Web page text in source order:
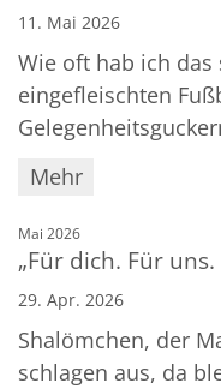
11. Mai 2026
Wie oft hab ich
eingefleischten
Mehr
Mai 2026:
„Für dich. Für uns.
29. Apr. 2026
Shalömchen, der
schlagen aus, da